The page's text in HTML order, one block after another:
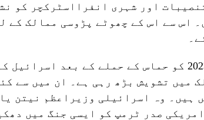
اور شہری انفرااسٹرکچر کو
اس سے اس کے چھوٹے پڑوسی ممالک کے
دوسری جانب 7 اکتوبر 2023 کو حماس کے حملے کے بعد
میں تشویش بڑھ رہی ہے۔ ان میں سے
ہیں۔ وہ اسرائیلی وزیراعظم نیتن
صدر ٹرمپ کو ایسی جنگ میں